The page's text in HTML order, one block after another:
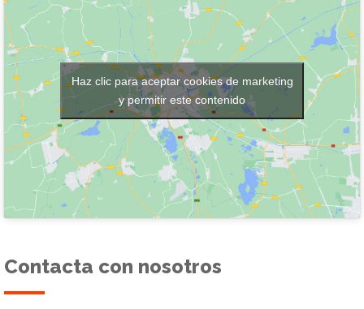
Haz clic para aceptar cookies de marketing
y permitir este contenido
Contacta con nosotros